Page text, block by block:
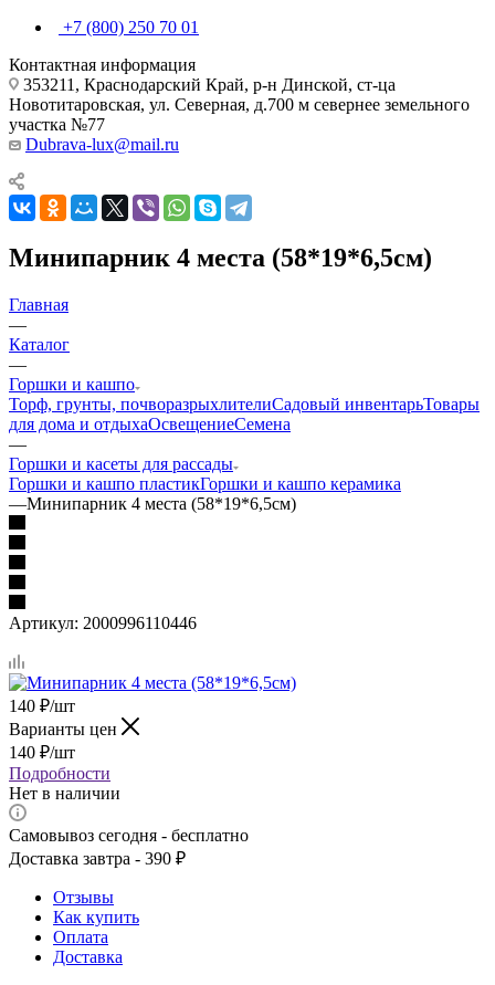
+7 (800) 250 70 01
Контактная информация
353211, Краснодарский Край, р-н Динской, ст-ца
Новотитаровская, ул. Северная, д.700 м севернее земельного
участка №77
Dubrava-lux@mail.ru
Минипарник 4 места (58*19*6,5см)
Главная
—
Каталог
—
Горшки и кашпо
Торф, грунты, почворазрыхлителиСадовый инвентарьТовары
для дома и отдыхаОсвещениеСемена
—
Горшки и касеты для рассады
Горшки и кашпо пластикГоршки и кашпо керамика
—Минипарник 4 места (58*19*6,5см)
Артикул: 2000996110446
140 ₽/шт
Варианты цен
140 ₽/шт
Подробности
Нет в наличии
Самовывоз сегодня - бесплатно
Доставка завтра - 390 ₽
Отзывы
Как купить
Оплата
Доставка